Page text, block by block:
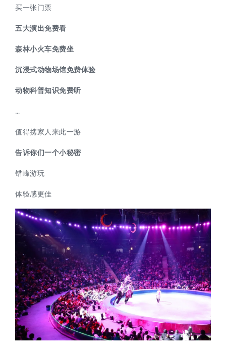
买一张门票
五大演出免费看
森林小火车免费坐
沉浸式动物场馆免费体验
动物科普知识免费听
…
值得携家人来此一游
告诉你们一个小秘密
错峰游玩
体验感更佳